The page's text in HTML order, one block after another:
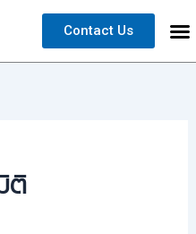
Contact Us
ติ